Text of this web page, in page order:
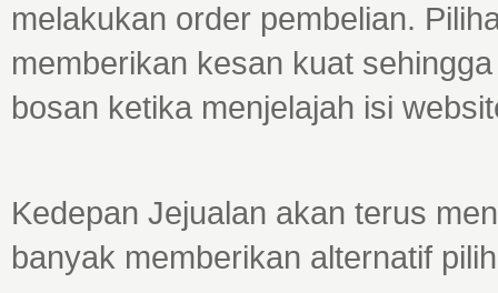
melakukan order pembelian.
memberikan kesan kuat
bosan ketika menjelajah isi
Kedepan Jejualan akan terus
banyak memberikan alternatif